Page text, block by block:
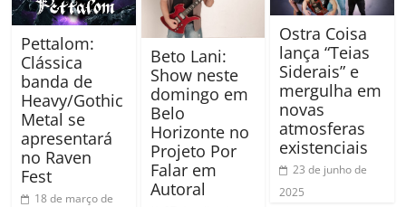
Pettalom:
Clássica
banda de
Heavy/Gothic
Metal se
apresentará
no Raven
Fest
18 de março de
Beto Lani:
Show neste
domingo em
Belo
Horizonte no
Projeto Por
Falar em
Autoral
Ostra Coisa
lança “Teias
Siderais” e
mergulha em
novas
atmosferas
existenciais
23 de junho de
2025